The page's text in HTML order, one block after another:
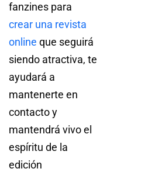
fanzines para
crear una revista
online que seguirá
siendo atractiva, te
ayudará a
mantenerte en
contacto y
mantendrá vivo el
espíritu de la
edición